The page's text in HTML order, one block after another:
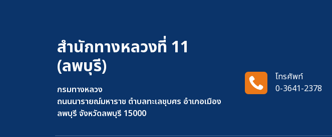
สำนักทางหลวงที่ 11
(ลพบุรี)
กรมทางหลวง
ถนนนารายณ์มหาราช ตำบลทะเลชุบศร อำเภอเมือง
ลพบุรี จังหวัดลพบุรี 15000
โทรศัพท์
0-3641-2378